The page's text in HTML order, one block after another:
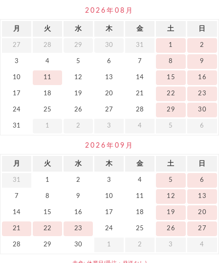
2026年08月
月 火 水 木 金 土 日
27 28 29 30 31 1 2
3 4 5 6 7 8 9
10 11 12 13 14 15 16
17 18 19 20 21 22 23
24 25 26 27 28 29 30
31 1 2 3 4 5 6
2026年09月
月 火 水 木 金 土 日
31 1 2 3 4 5 6
7 8 9 10 11 12 13
14 15 16 17 18 19 20
21 22 23 24 25 26 27
28 29 30 1 2 3 4